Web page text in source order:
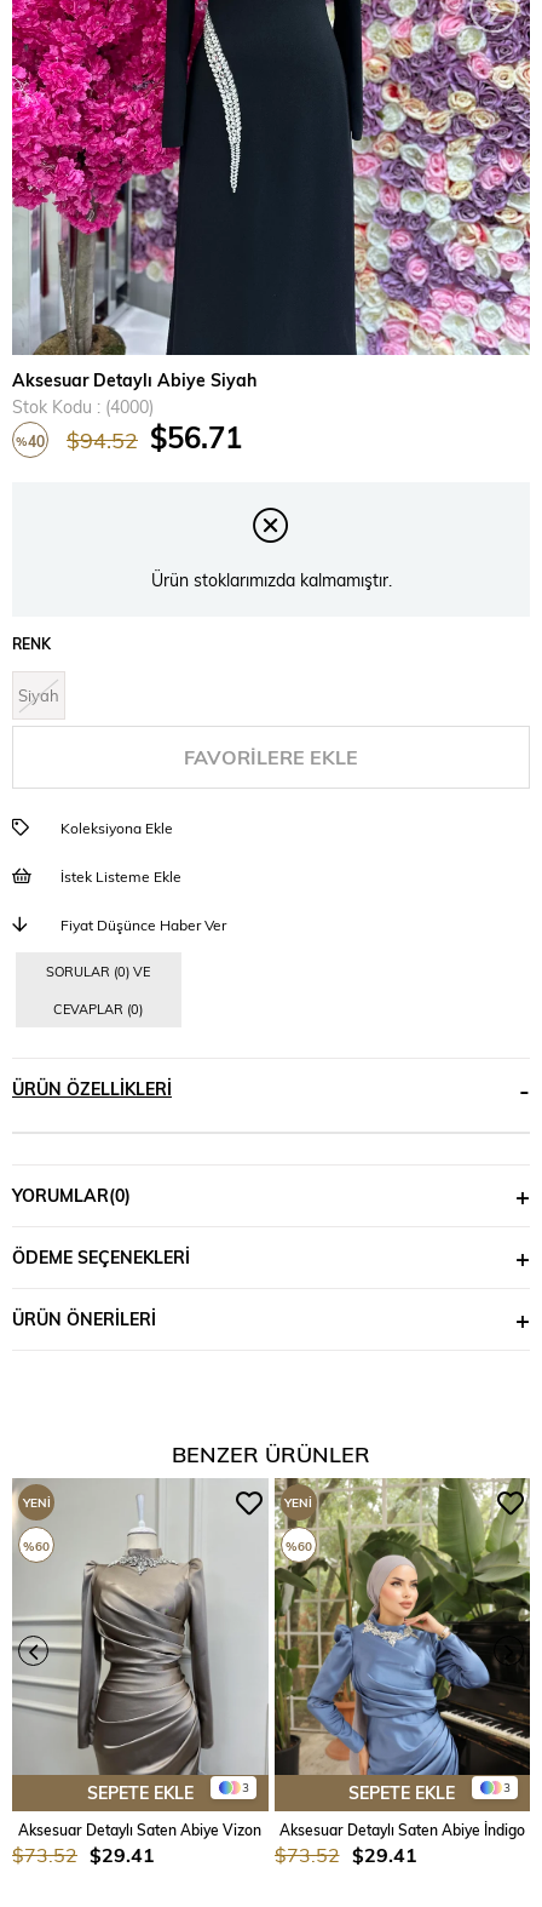
Aksesuar Detaylı Abiye Siyah
Stok Kodu
(4000)
%40 $94.52 $56.71
Ürün stoklarımızda kalmamıştır.
RENK
Siyah
FAVORILERE EKLE
Koleksiyona Ekle
İstek Listeme Ekle
Fiyat Düşünce Haber Ver
SORULAR (0) VE
CEVAPLAR (0)
ÜRÜN ÖZELLIKLERI
YORUMLAR(0)
ÖDEME SEÇENEKLERI
ÜRÜN ÖNERILERI
BENZER ÜRÜNLER
3
SEPETE EKLE
Aksesuar Detaylı Saten Abiye Vizon
$29.41
$73.52
YENI
ÜRÜN
%60
3
SEPETE EKLE
Aksesuar Detaylı Saten Abiye İndigo
$29.41
$73.52
YENI
ÜRÜN
%60